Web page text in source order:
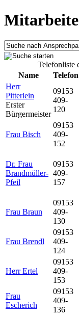
Telefonliste
Name
Telefon
Herr
Pitterlein
Erster
Bürgermeister
09153
409-
120
Frau Bisch
09153
409-
152
Dr. Frau
Brandmüller-
Pfeil
09153
409-
157
Frau Braun
09153
409-
130
Frau Brendl
09153
409-
124
Herr Ertel
09153
409-
153
Frau
Escherich
09153
409-
136